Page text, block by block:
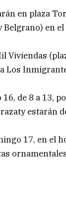
en plaza
Belgrano) en
Los
de 8 a 13,
estarán
17, en el